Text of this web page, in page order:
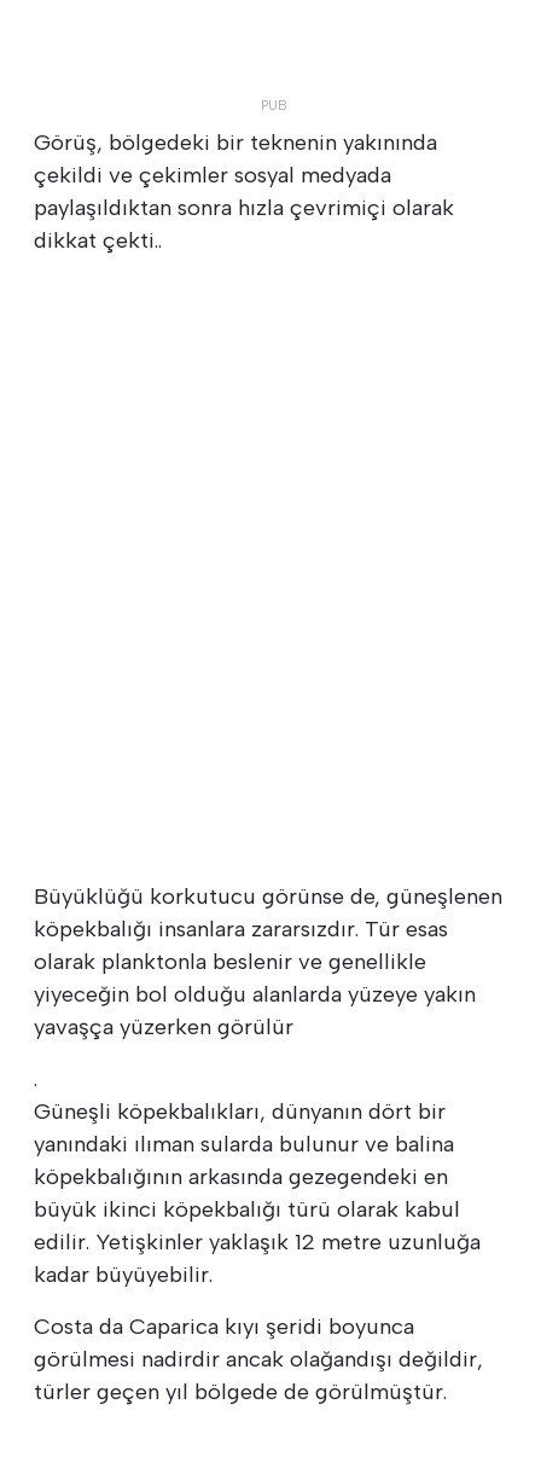
Görüş, bölgedeki bir teknenin yakınında
çekildi ve çekimler sosyal medyada
paylaşıldıktan sonra hızla çevrimiçi olarak
dikkat çekti..
Büyüklüğü korkutucu görünse de, güneşlenen
köpekbalığı insanlara zararsızdır. Tür esas
olarak planktonla beslenir ve genellikle
yiyeceğin bol olduğu alanlarda yüzeye yakın
yavaşça yüzerken görülür
.
Güneşli köpekbalıkları, dünyanın dört bir
yanındaki ılıman sularda bulunur ve balina
köpekbalığının arkasında gezegendeki en
büyük ikinci köpekbalığı türü olarak kabul
edilir. Yetişkinler yaklaşık 12 metre uzunluğa
kadar büyüyebilir.
Costa da Caparica kıyı şeridi boyunca
görülmesi nadirdir ancak olağandışı değildir,
türler geçen yıl bölgede de görülmüştür.